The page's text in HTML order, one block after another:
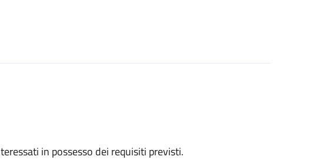
in possesso dei requisiti previsti.